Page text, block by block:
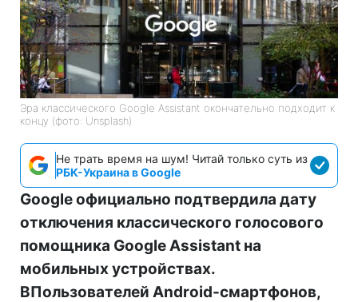
Эра классического Google Assistant окончательно подходит к
концу (фото: Unsplash)
Не трать время на шум! Читай только суть из
РБК-Украина в Google
Google официально подтвердила дату
отключения классического голосового
помощника Google Assistant на
мобильных устройствах.
ВПользователей Android-смартфонов,